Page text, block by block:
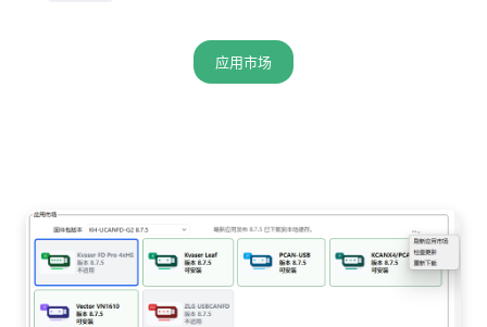
应用市场